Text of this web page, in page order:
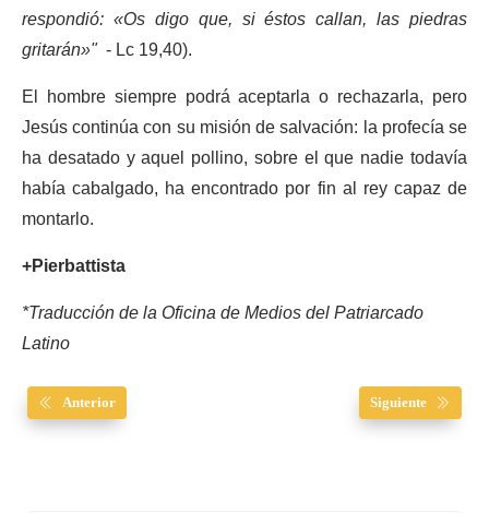
respondió: «Os digo que, si éstos callan, las piedras
gritarán»" - Lc 19,40).
El hombre siempre podrá aceptarla o rechazarla, pero
Jesús continúa con su misión de salvación: la profecía se
ha desatado y aquel pollino, sobre el que nadie todavía
había cabalgado, ha encontrado por fin al rey capaz de
montarlo.
+Pierbattista
*Traducción de la Oficina de Medios del Patriarcado
Latino
Anterior Siguiente